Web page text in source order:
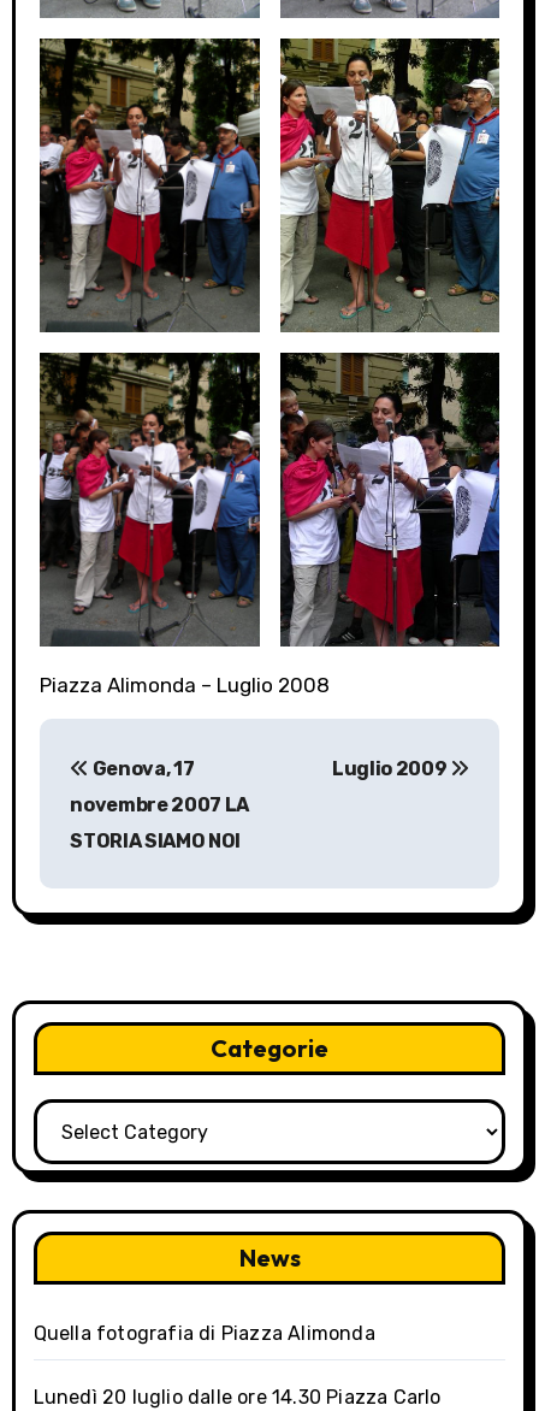
Piazza Alimonda – Luglio 2008
P
t
n
a
v
i
g
a
t
i
o
n
Genova, 17
novembre 2007 LA
STORIA SIAMO NOI
Luglio 2009
Categorie
Categorie
News
Quella fotografia di Piazza Alimonda
Lunedì 20 luglio dalle ore 14.30 Piazza Carlo